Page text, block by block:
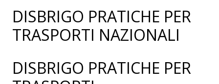
DISBRIGO PRATICHE PER
TRASPORTI NAZIONALI
DISBRIGO PRATICHE PER